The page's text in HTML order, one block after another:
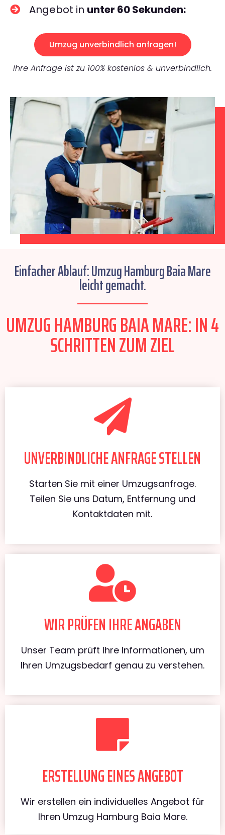
Angebot in unter 60 Sekunden:
Umzug unverbindlich anfragen!
Ihre Anfrage ist zu 100% kostenlos & unverbindlich.
Einfacher Ablauf: Umzug Hamburg Baia Mare
leicht gemacht.
UMZUG HAMBURG BAIA MARE: IN 4
SCHRITTEN ZUM ZIEL
UNVERBINDLICHE ANFRAGE STELLEN
Starten Sie mit einer Umzugsanfrage.
Teilen Sie uns Datum, Entfernung und
Kontaktdaten mit.
WIR PRÜFEN IHRE ANGABEN
Unser Team prüft Ihre Informationen, um
Ihren Umzugsbedarf genau zu verstehen.
ERSTELLUNG EINES ANGEBOT
Wir erstellen ein individuelles Angebot für
Ihren Umzug Hamburg Baia Mare.